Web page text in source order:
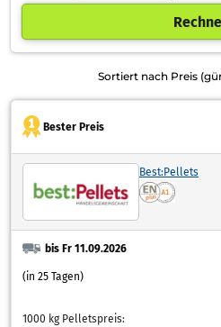
Sortiert nach Preis
Bester Preis
Best:Pellets
bis Fr 11.09.2026
(in 25 Tagen)
1000 kg Pelletspreis: